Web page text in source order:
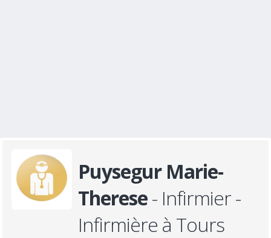
Puysegur Marie-
Therese- Infirmier -
Infirmière à Tours